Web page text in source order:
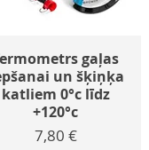
gaļas
un šķiņķa
katliem 0°c līdz
+120°c
Cena
7,80 €